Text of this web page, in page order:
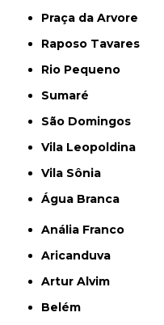
Praça da Arvore
Raposo Tavares
Rio Pequeno
Sumaré
São Domingos
Vila Leopoldina
Vila Sônia
Água Branca
Anália Franco
Aricanduva
Artur Alvim
Belém